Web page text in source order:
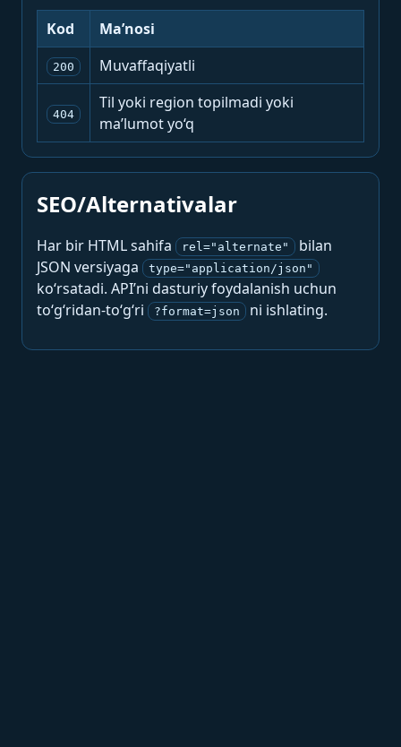
Kod Ma’nosi
200 Muvaffaqiyatli
404
Til yoki region topilmadi yoki
ma’lumot yo‘q
SEO/Alternativalar
Har bir HTML sahifa rel="alternate"
bilan
JSON versiyaga
type="application/json"
ko‘rsatadi. API’ni dasturiy foydalanish uchun
to‘g‘ridan-to‘g‘ri
?format=json ni ishlating.